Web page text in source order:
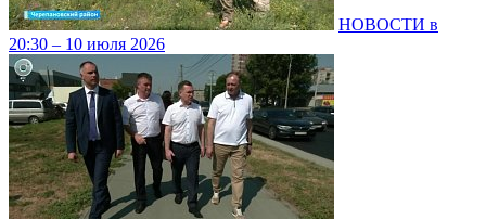
НОВОСТИ в
20:30 – 10 июля 2026